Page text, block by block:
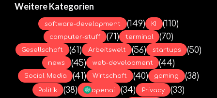
Weitere Kategorien
software-development (149) KI (110)
computer-stuff (71) terminal (70)
Gesellschaft (61) Arbeitswelt (56) startups (50)
news (45) web-development (44)
Social Media (41) Wirtschaft (40) gaming (38)
Politik (38) openai (34) Privacy (33)